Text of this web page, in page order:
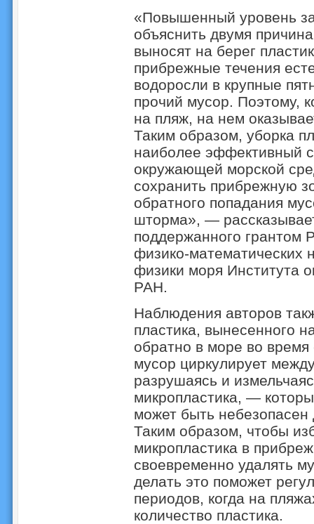
«Повышенный уровень
объяснить двумя
выносят на берег
прибрежные течения
водоросли в крупные
прочий мусор. Поэтому,
на пляж, на нем
Таким образом, уборка
наиболее эффективный
окружающей морской
сохранить прибрежную
обратного попадания
шторма», —
поддержанного грантом
физико-математических
физики моря Института
РАН.
Наблюдения авторов
пластика, вынесенного
обратно в море во
мусор циркулирует
разрушаясь и
микропластика, —
может быть небезопасен
Таким образом, чтобы
микропластика в
своевременно удалять
делать это поможет
периодов, когда на
количество пластика.